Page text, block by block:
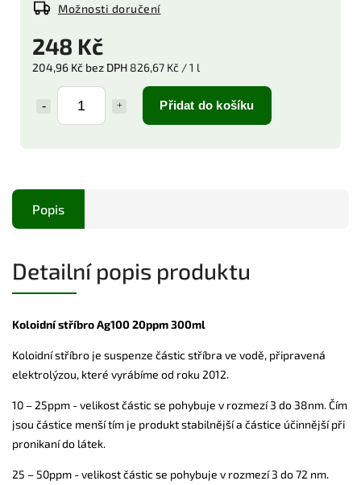
248 Kč
204,96 Kč bez DPH 826,67 Kč / 1 l
Přidat do košíku
Možnosti doručení
Popis
Detailní popis produktu
Koloidní stříbro Ag100 20ppm 300ml
Koloidní stříbro je suspenze částic stříbra ve vodě, připravená
elektrolýzou, které vyrábíme od roku 2012.
10 – 25ppm - velikost částic se pohybuje v rozmezí 3 do 38nm. Čím
jsou částice menší tím je produkt stabilnější a částice účinnější při
pronikaní do látek.
25 – 50ppm - velikost částic se pohybuje v rozmezí 3 do 72 nm.